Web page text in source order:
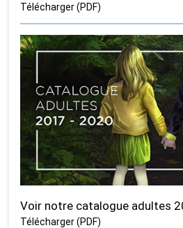
Télécharger (PDF)
Voir notre catalogue adultes
Télécharger (PDF)